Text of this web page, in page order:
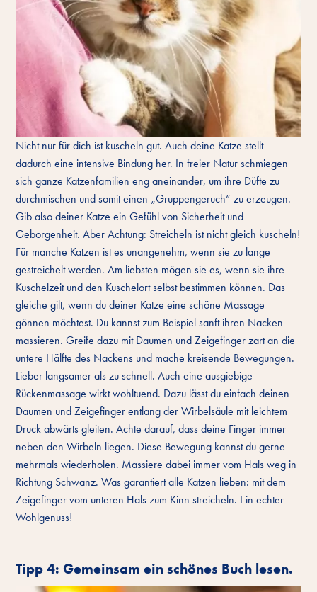
Nicht nur für dich ist kuscheln gut. Auch deine Katze stellt
dadurch eine intensive Bindung her. In freier Natur schmiegen
sich ganze Katzenfamilien eng aneinander, um ihre Düfte zu
durchmischen und somit einen „Gruppengeruch“ zu erzeugen.
Gib also deiner Katze ein Gefühl von Sicherheit und
Geborgenheit. Aber Achtung: Streicheln ist nicht gleich kuscheln!
Für manche Katzen ist es unangenehm, wenn sie zu lange
gestreichelt werden. Am liebsten mögen sie es, wenn sie ihre
Kuschelzeit und den Kuschelort selbst bestimmen können. Das
gleiche gilt, wenn du deiner Katze eine schöne Massage
gönnen möchtest. Du kannst zum Beispiel sanft ihren Nacken
massieren. Greife dazu mit Daumen und Zeigefinger zart an die
untere Hälfte des Nackens und mache kreisende Bewegungen.
Lieber langsamer als zu schnell. Auch eine ausgiebige
Rückenmassage wirkt wohltuend. Dazu lässt du einfach deinen
Daumen und Zeigefinger entlang der Wirbelsäule mit leichtem
Druck abwärts gleiten. Achte darauf, dass deine Finger immer
neben den Wirbeln liegen. Diese Bewegung kannst du gerne
mehrmals wiederholen. Massiere dabei immer vom Hals weg in
Richtung Schwanz. Was garantiert alle Katzen lieben: mit dem
Zeigefinger vom unteren Hals zum Kinn streicheln. Ein echter
Wohlgenuss!
Tipp 4: Gemeinsam ein schönes Buch lesen.